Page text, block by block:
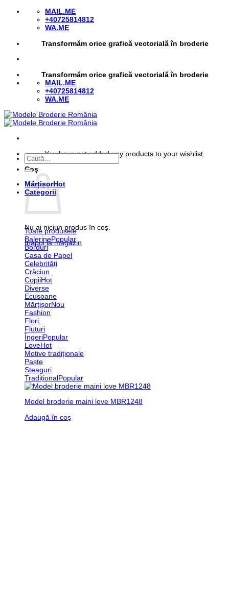
Skip
MAIL.ME
+40725814812
WA.ME
Transformăm orice grafică vectorială în broderie
Transformăm orice grafică vectorială în broderie
MAIL.ME
+40725814812
WA.ME
You have not added any products to your wishlist.
Coș
Nu ai niciun produs în coș.
Înapoi la magazin
Caută
după:
Mărțișor
Categorii
Toate produsele
Balerine
Borduri
Casa de Papel
Celebrități
Crăciun
Copii
Diverse
Ecusoane
Mărțișor
Fashion
Flori
Fluturi
Îngeri
Love
Motive tradiționale
Paște
Steaguri
Tradițional
Model broderie maini love MBR1248
Adaugă în coș